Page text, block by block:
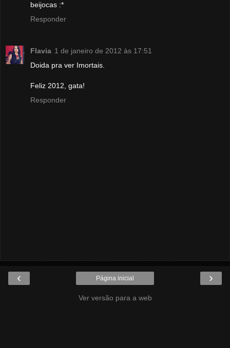
beijocas :*
Responder
Flavia 1 de janeiro de 2012 às 17:51
Doida pra ver Imortais.
Feliz 2012, gata!
Responder
‹ ›
Página inicial
Ver versão para a web